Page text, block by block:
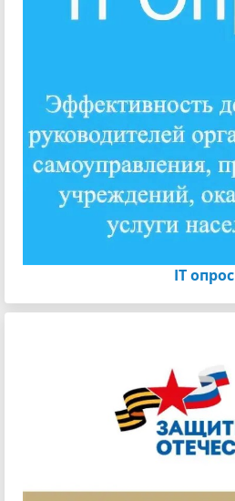
IT опрос